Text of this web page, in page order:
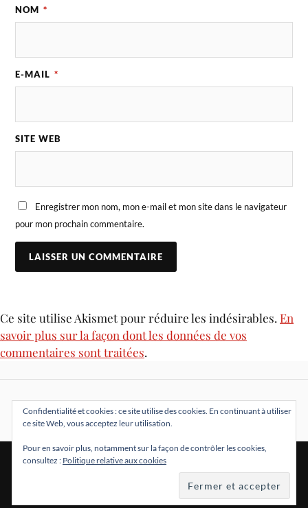
NOM *
E-MAIL *
SITE WEB
Enregistrer mon nom, mon e-mail et mon site dans le navigateur
pour mon prochain commentaire.
Ce site utilise Akismet pour réduire les indésirables. En
savoir plus sur la façon dont les données de vos
commentaires sont traitées.
WORDPRESS & THÈME PAR
ANDERS NORÉN
Confidentialité et cookies : ce site utilise des cookies. En continuant à utiliser
ce site Web, vous acceptez leur utilisation.
Pour en savoir plus, notamment sur la façon de contrôler les cookies,
consultez : Politique relative aux cookies